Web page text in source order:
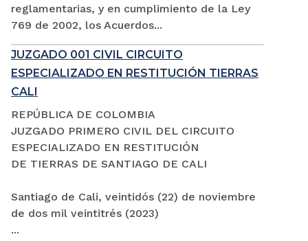
reglamentarias, y en cumplimiento de la Ley
769 de 2002, los Acuerdos...
JUZGADO 001 CIVIL CIRCUITO
ESPECIALIZADO EN RESTITUCIÓN TIERRAS
CALI
REPÚBLICA DE COLOMBIA
JUZGADO PRIMERO CIVIL DEL CIRCUITO
ESPECIALIZADO EN RESTITUCIÓN
DE TIERRAS DE SANTIAGO DE CALI
Santiago de Cali, veintidós (22) de noviembre
de dos mil veintitrés (2023)
...